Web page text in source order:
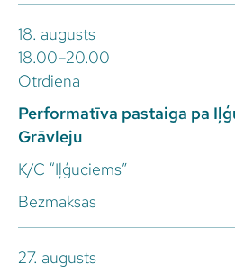
18. augusts
18.00–20.00
Otrdiena
Performatīva pastaiga pa
Grāvleju
K/C “Iļģuciems”
Bezmaksas
27. augusts